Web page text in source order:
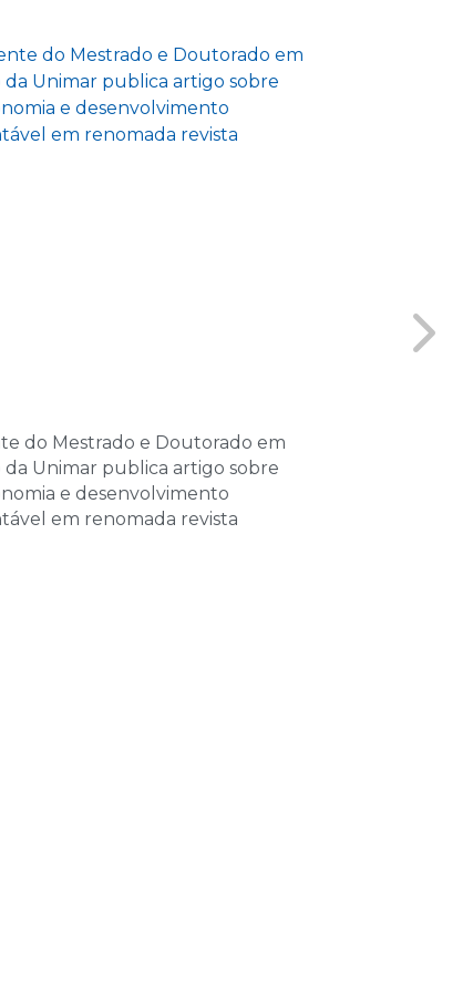
do Mestrado e Doutorado em
da Unimar publica artigo sobre
e desenvolvimento
em renomada revista